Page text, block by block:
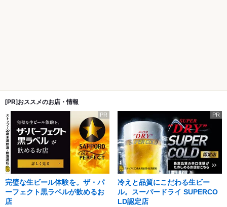
[PR]おススメのお店・情報
PR
完璧な生ビール体験を。ザ・パ
ーフェクト黒ラベルが飲めるお
店
PR
冷えと品質にこだわる生ビー
ル。スーパードライ SUPERCO
LD認定店